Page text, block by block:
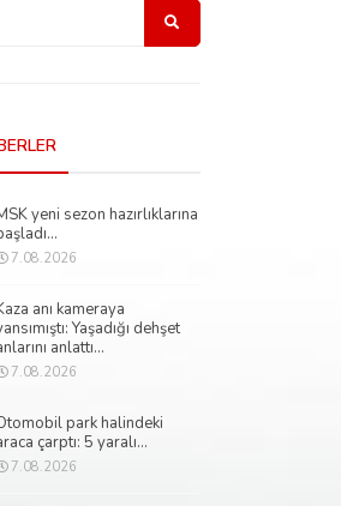
yeni sezon hazırlıklarına
7.08.2026
anı kameraya
Yaşadığı dehşet
anlattı...
7.08.2026
park halindeki
çarptı: 5 yaralı...
7.08.2026